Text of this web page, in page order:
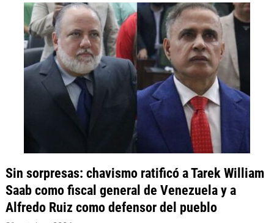
Sin sorpresas: chavismo ratificó a Tarek William
Saab como fiscal general de Venezuela y a
Alfredo Ruiz como defensor del pueblo